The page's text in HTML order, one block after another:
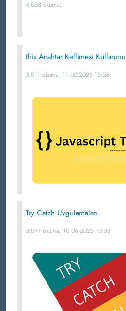
4,003 okuma,
this Anahtar Kellimesi Kullanımı
3,811 okuma, 11.02.2026 15:28
Try Catch Uygulamaları
3,097 okuma, 10.06.2025 10:38